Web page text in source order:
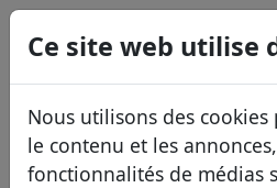
Ce site web utilise
Nous utilisons des
le contenu et les
fonctionnalités de médias
USD
EUR
GBP
Español
Italiano